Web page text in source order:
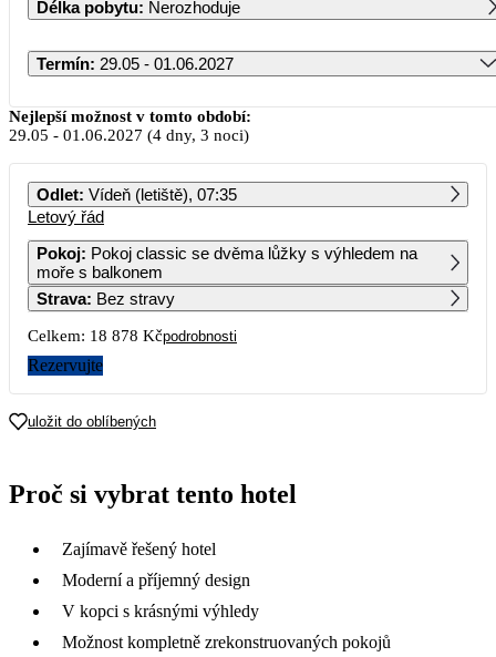
Délka pobytu: Nerozhoduje
Termín: 29.05 - 01.06.2027
Květen 2027
PO ÚT ST ČT PÁ SO NE
11 719
3
12 399
4
14 689
5 6 7 8 9
10
12 979
11 12
17
12 649
18 19 20 21 22 23
31
Nejlepší možnost v tomto období:
29.05 - 01.06.2027 (4 dny, 3 noci)
Odlet: Vídeň (letiště), 07:35
Letový řád
Pokoj: Pokoj classic se dvěma lůžky s výhledem na
moře s balkonem
Strava: Bez stravy
Celkem: 18 878 Kčpodrobnosti
Rezervujte
uložit do oblíbených
Proč si vybrat tento hotel
Zajímavě řešený hotel
Moderní a příjemný design
V kopci s krásnými výhledy
Možnost kompletně zrekonstruovaných pokojů